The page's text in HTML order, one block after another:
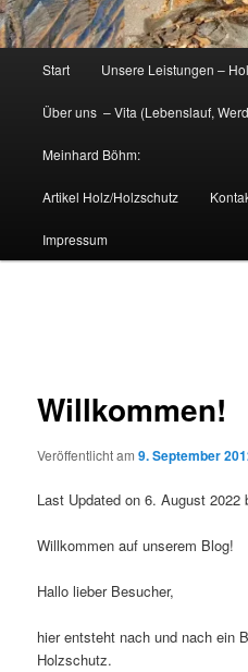
Start Unsere Leistungen –
Über uns – Vita (Lebenslauf,
Meinhard Böhm:
Artikel Holz/Holzschutz
Impressum
Willkommen!
Veröffentlicht am9. September
Last Updated on 6. August 2022
Willkommen auf unserem Blog!
Hallo lieber Besucher,
hier entsteht nach und nach ein
Holzschutz.